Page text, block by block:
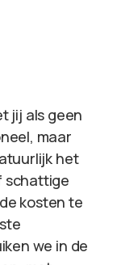
jij als geen
maar
het
schattige
kosten te
we in de